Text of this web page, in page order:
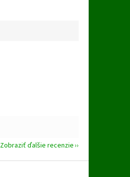
Zobraziť ďalšie recenzie